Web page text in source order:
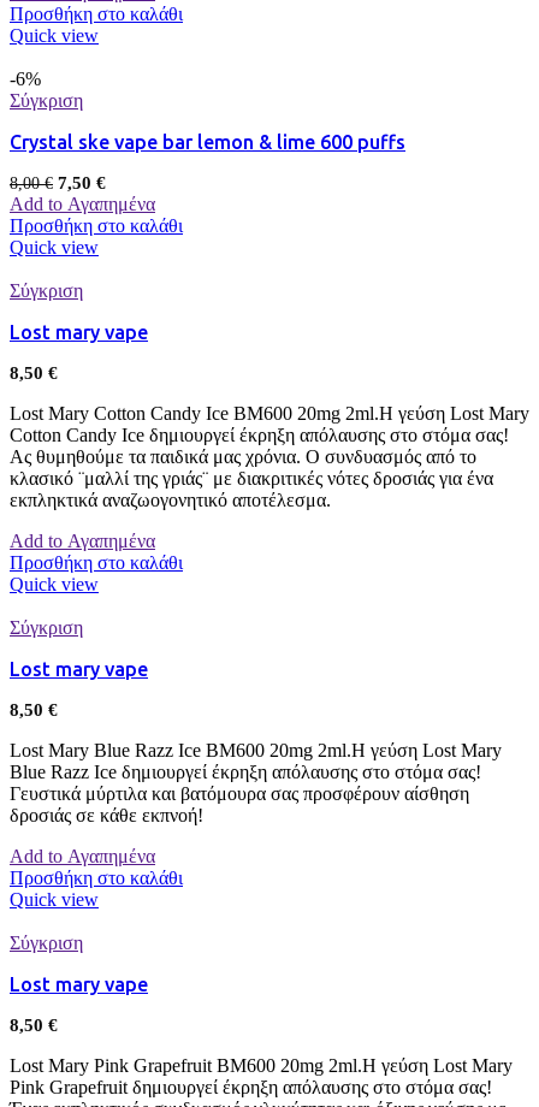
Προσθήκη στο καλάθι
Quick view
-6%
Σύγκριση
Crystal ske vape bar lemon & lime 600 puffs
8,00€ 7,50 €
Add to Αγαπημένα
Προσθήκη στο καλάθι
Quick view
Σύγκριση
Lost mary vape
8,50 €
Lost Mary Cotton Candy Ice BM600 20mg 2ml.Η γεύση Lost Mary
Cotton Candy Ice δημιουργεί έκρηξη απόλαυσης στο στόμα σας!
Ας θυμηθούμε τα παιδικά μας χρόνια. Ο συνδυασμός από το
κλασικό ¨μαλλί της γριάς¨ με διακριτικές νότες δροσιάς για ένα
εκπληκτικά αναζωογονητικό αποτέλεσμα.
Add to Αγαπημένα
Προσθήκη στο καλάθι
Quick view
Σύγκριση
Lost mary vape
8,50 €
Lost Mary Blue Razz Ice BM600 20mg 2ml.Η γεύση Lost Mary
Blue Razz Ice δημιουργεί έκρηξη απόλαυσης στο στόμα σας!
Γευστικά μύρτιλα και βατόμουρα σας προσφέρουν αίσθηση
δροσιάς σε κάθε εκπνοή!
Add to Αγαπημένα
Προσθήκη στο καλάθι
Quick view
Σύγκριση
Lost mary vape
8,50 €
Lost Mary Pink Grapefruit BM600 20mg 2ml.Η γεύση Lost Mary
Pink Grapefruit δημιουργεί έκρηξη απόλαυσης στο στόμα σας!